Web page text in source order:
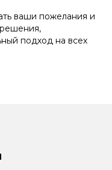
ваши пожелания и
подход на всех